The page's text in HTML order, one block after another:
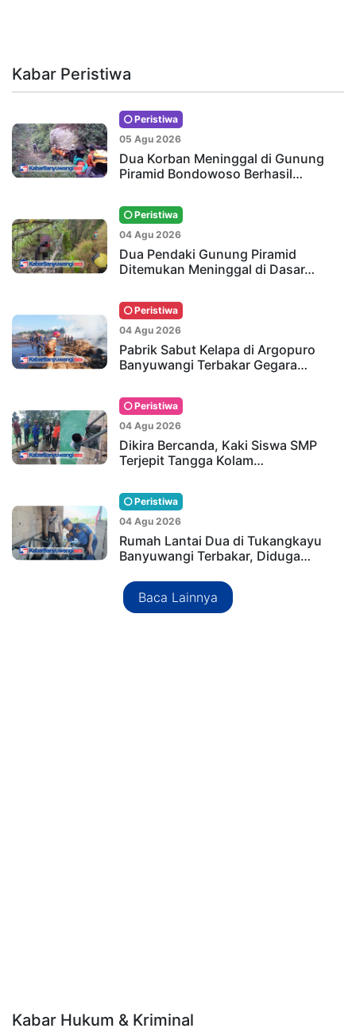
Kabar Peristiwa
Peristiwa
05 Agu 2026
Dua Korban Meninggal di Gunung
Piramid Bondowoso Berhasil…
Peristiwa
04 Agu 2026
Dua Pendaki Gunung Piramid
Ditemukan Meninggal di Dasar…
Peristiwa
04 Agu 2026
Pabrik Sabut Kelapa di Argopuro
Banyuwangi Terbakar Gegara…
Peristiwa
04 Agu 2026
Dikira Bercanda, Kaki Siswa SMP
Terjepit Tangga Kolam…
Peristiwa
04 Agu 2026
Rumah Lantai Dua di Tukangkayu
Banyuwangi Terbakar, Diduga…
Baca Lainnya
Kabar Hukum & Kriminal